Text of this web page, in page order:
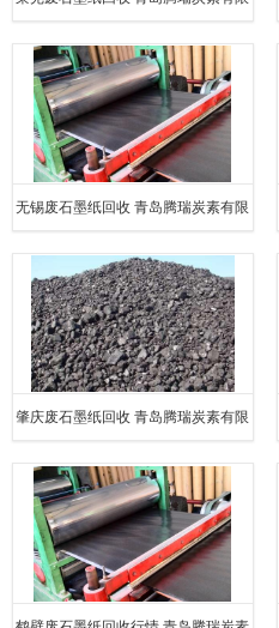
公司
无锡废石墨纸回收 青岛腾瑞炭素有限
公司
肇庆废石墨纸回收 青岛腾瑞炭素有限
公司